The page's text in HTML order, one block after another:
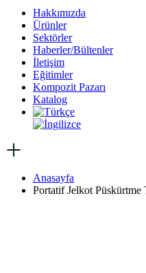
Hakkımızda
Ürünler
Sektörler
Haberler/Bültenler
İletişim
Eğitimler
Kompozit Pazarı
Katalog
Anasayfa
Portatif Jelkot Püskürtme